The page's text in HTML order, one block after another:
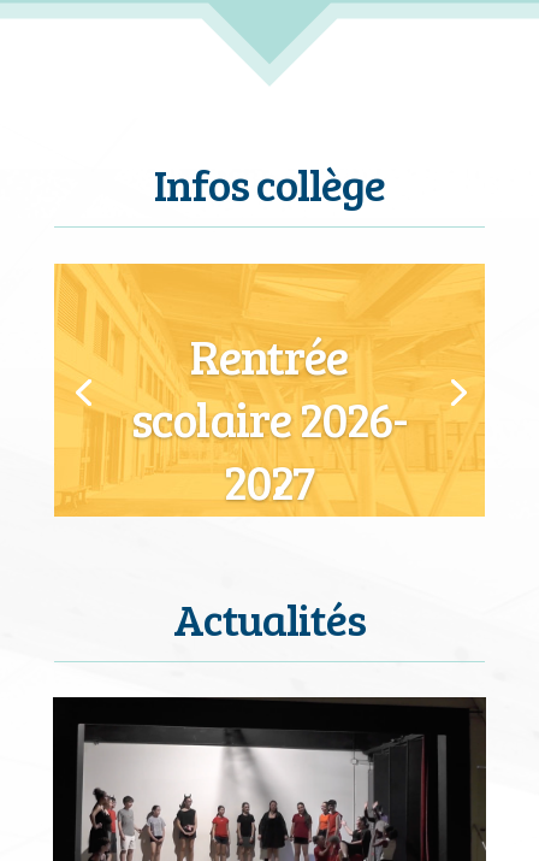
Infos collège
Rentrée
scolaire 2026-
2027
Actualités